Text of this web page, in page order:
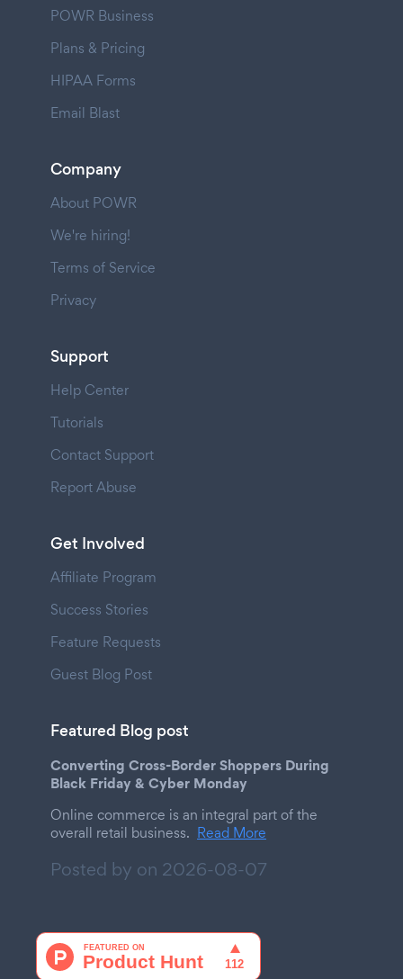
POWR Business
Plans & Pricing
HIPAA Forms
Email Blast
Company
About POWR
We're hiring!
Terms of Service
Privacy
Support
Help Center
Tutorials
Contact Support
Report Abuse
Get Involved
Affiliate Program
Success Stories
Feature Requests
Guest Blog Post
Featured Blog post
Converting Cross-Border Shoppers During
Black Friday & Cyber Monday
Online commerce is an integral part of the
overall retail business. Read More
Posted by on 2026-08-07